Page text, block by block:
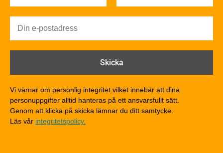
Brandsäkerhet
Brandförlopp i byggnader
Brandklasser för material och konstruktioner
Träkonstruktioners brandmotstånd
Detaljlösningar
Träytors brandegenskaper
Tekniska byten med sprinkler
Riskvärdering i flervåningsbostadshus
Vi värnar om personlig integritet vilket innebär att dina
personuppgifter alltid hanteras på ett ansvarsfullt sätt.
Genom att klicka på skicka lämnar du ditt samtycke.
Läs vår integritetspolicy.